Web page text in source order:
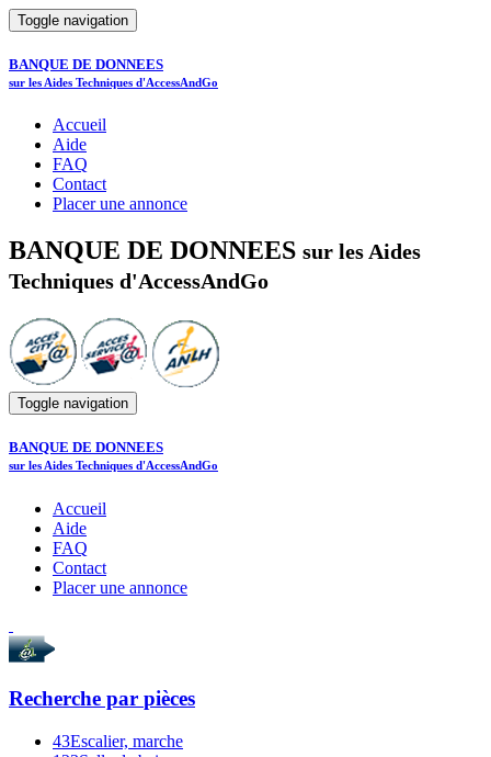
Toggle navigation
BANQUE DE DONNEES
sur les Aides Techniques d'AccessAndGo
Accueil
Aide
FAQ
Contact
Placer une annonce
BANQUE DE DONNEES sur les Aides
Techniques d'AccessAndGo
Toggle navigation
BANQUE DE DONNEES
sur les Aides Techniques d'AccessAndGo
Accueil
Aide
FAQ
Contact
Placer une annonce
Recherche par pièces
43Escalier, marche